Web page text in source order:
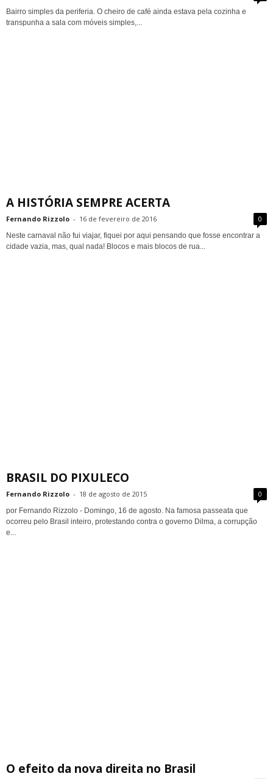
Bairro simples da periferia. O cheiro de café ainda estava pela cozinha e
transpunha a sala com móveis simples,...
A HISTÓRIA SEMPRE ACERTA
Fernando Rizzolo - 16 de fevereiro de 2016 0
Neste carnaval não fui viajar, fiquei por aqui pensando que fosse encontrar a
cidade vazia, mas, qual nada! Blocos e mais blocos de rua...
BRASIL DO PIXULECO
Fernando Rizzolo - 18 de agosto de 2015 0
por Fernando Rizzolo - Domingo, 16 de agosto. Na famosa passeata que
ocorreu pelo Brasil inteiro, protestando contra o governo Dilma, a corrupção
e...
O efeito da nova direita no Brasil